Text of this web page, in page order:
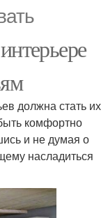
должна стать их
комфортно
и не думая о
насладиться